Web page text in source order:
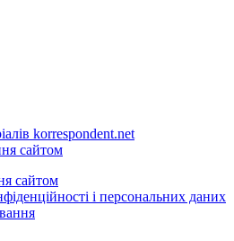
korrespondent.net
сайтом
сайтом
і персональних даних